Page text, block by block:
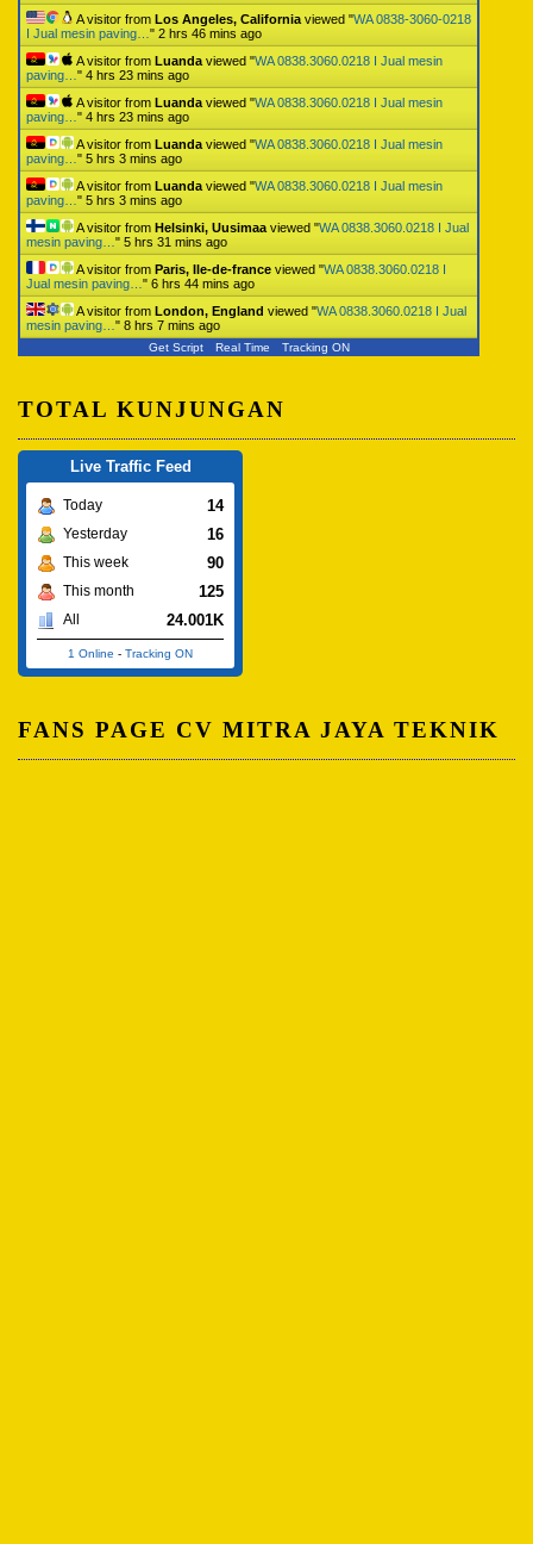
A visitor from Los Angeles, California viewed "WA 0838-3060-0218
I Jual mesin paving… " 2 hrs 46 mins ago
A visitor from Luanda viewed "WA 0838.3060.0218 I Jual mesin
paving… " 4 hrs 23 mins ago
A visitor from Luanda viewed "WA 0838.3060.0218 I Jual mesin
paving… " 4 hrs 23 mins ago
A visitor from Luanda viewed "WA 0838.3060.0218 I Jual mesin
paving… " 5 hrs 3 mins ago
A visitor from Luanda viewed "WA 0838.3060.0218 I Jual mesin
paving… " 5 hrs 3 mins ago
A visitor from Helsinki, Uusimaa viewed "WA 0838.3060.0218 I Jual
mesin paving… " 5 hrs 31 mins ago
A visitor from Paris, Ile-de-france viewed "WA 0838.3060.0218 I
Jual mesin paving… " 6 hrs 44 mins ago
A visitor from London, England viewed "WA 0838.3060.0218 I Jual
mesin paving… " 8 hrs 7 mins ago
Get Script Real Time Tracking ON
TOTAL KUNJUNGAN
Live Traffic Feed
Today 14
Yesterday 16
This week 90
This month 125
All 24.001K
1 Online - Tracking ON
FANS PAGE CV MITRA JAYA TEKNIK